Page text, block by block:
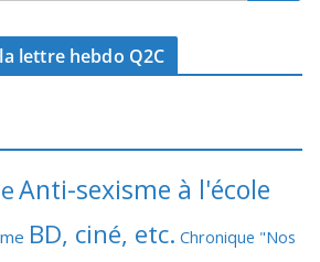
lettre hebdo Q2C
Anti-sexisme à l'école
BD, ciné, etc. Chronique "Nos